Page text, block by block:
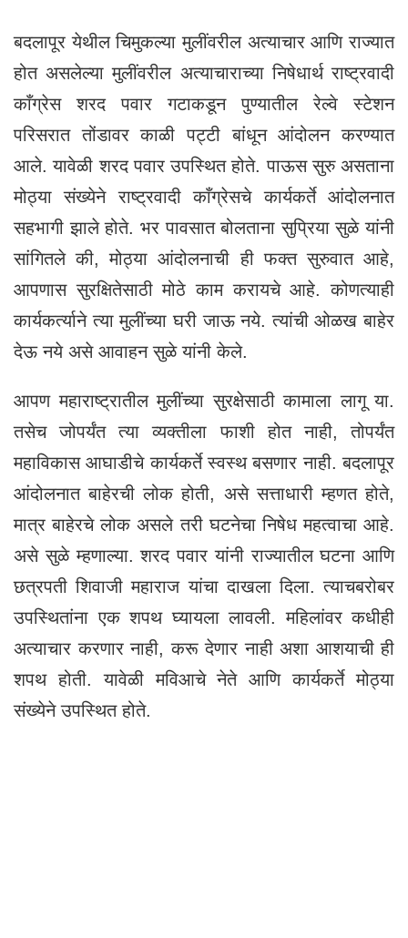
बदलापूर येथील चिमुकल्या मुलींवरील अत्याचार आणि राज्यात
होत असलेल्या मुलींवरील अत्याचाराच्या निषेधार्थ राष्ट्रवादी
काँग्रेस शरद पवार गटाकडून पुण्यातील रेल्वे स्टेशन
परिसरात तोंडावर काळी पट्टी बांधून आंदोलन करण्यात
आले. यावेळी शरद पवार उपस्थित होते. पाऊस सुरु असताना
मोठ्या संख्येने राष्ट्रवादी काँग्रेसचे कार्यकर्ते आंदोलनात
सहभागी झाले होते. भर पावसात बोलताना सुप्रिया सुळे यांनी
सांगितले की, मोठ्या आंदोलनाची ही फक्त सुरुवात आहे,
आपणास सुरक्षितेसाठी मोठे काम करायचे आहे. कोणत्याही
कार्यकर्त्याने त्या मुलींच्या घरी जाऊ नये. त्यांची ओळख बाहेर
देऊ नये असे आवाहन सुळे यांनी केले.
आपण महाराष्ट्रातील मुलींच्या सुरक्षेसाठी कामाला लागू या.
तसेच जोपर्यंत त्या व्यक्तीला फाशी होत नाही, तोपर्यंत
महाविकास आघाडीचे कार्यकर्ते स्वस्थ बसणार नाही. बदलापूर
आंदोलनात बाहेरची लोक होती, असे सत्ताधारी म्हणत होते,
मात्र बाहेरचे लोक असले तरी घटनेचा निषेध महत्वाचा आहे.
असे सुळे म्हणाल्या. शरद पवार यांनी राज्यातील घटना आणि
छत्रपती शिवाजी महाराज यांचा दाखला दिला. त्याचबरोबर
उपस्थितांना एक शपथ घ्यायला लावली. महिलांवर कधीही
अत्याचार करणार नाही, करू देणार नाही अशा आशयाची ही
शपथ होती. यावेळी मविआचे नेते आणि कार्यकर्ते मोठ्या
संख्येने उपस्थित होते.